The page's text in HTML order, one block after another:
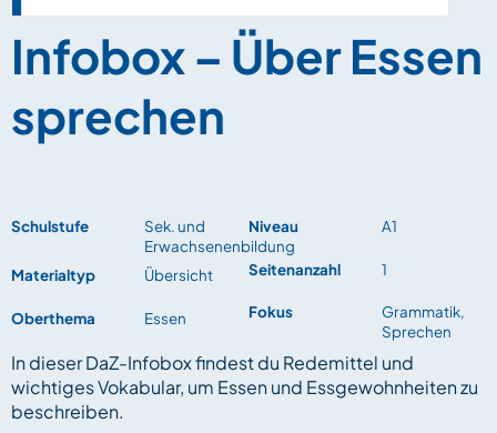
Infobox – Über Essen
sprechen
Schulstufe
Sek. und
Erwachsenenbildung
Materialtyp
Übersicht
Oberthema Essen
Niveau A1
Seitenanzahl 1
Fokus
Grammatik,
Sprechen
In dieser DaZ-Infobox findest du Redemittel und
wichtiges Vokabular, um Essen und Essgewohnheiten zu
beschreiben.